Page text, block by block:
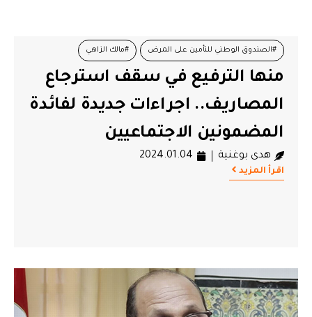
#الصندوق الوطني للتأمين على المرض #مالك الزاهي
#وزارة الشؤون الإجتماعية
منها الترفيع في سقف استرجاع
المصاريف.. اجراءات جديدة لفائدة
المضمونين الاجتماعيين
هدى بوغنية 2024.01.04
اقرأ المزيد